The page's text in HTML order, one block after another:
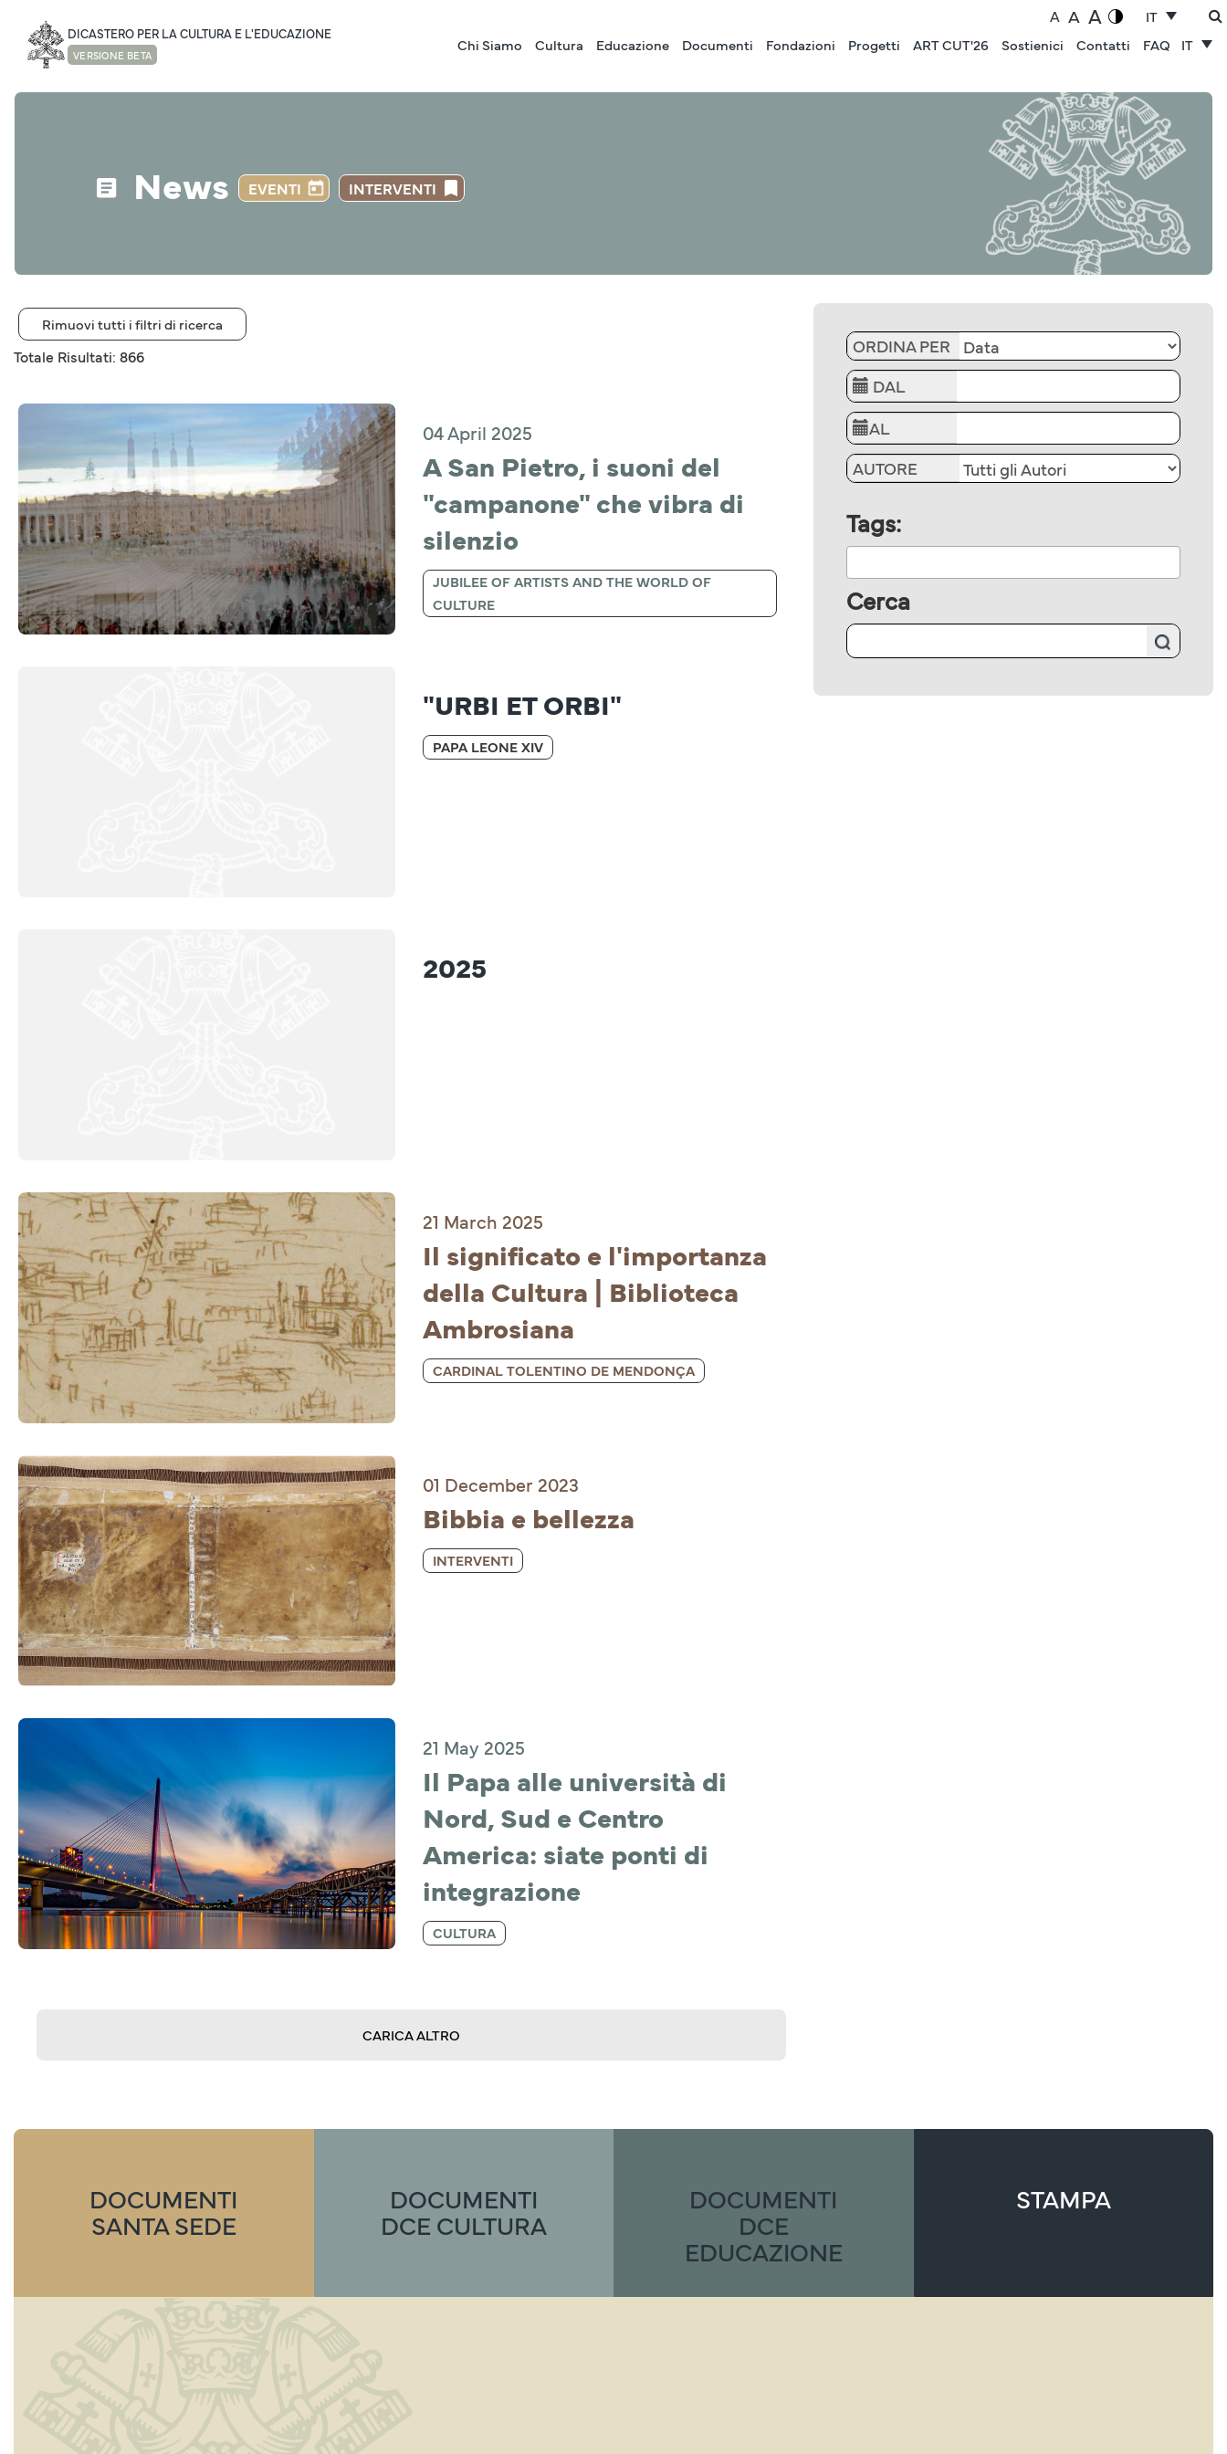
DICASTERO PER LA CULTURA E L'EDUCAZIONE
VERSIONE BETA
A A A
IT
Chi Siamo
Cultura Educazione Documenti Fondazioni Progetti ART CUT'26 Sostienici Contatti FAQ IT
News EVENTI INTERVENTI
Rimuovi tutti i filtri di ricerca
Totale Risultati: 866
04 April 2025
A San Pietro, i suoni del
"campanone" che vibra di
silenzio
JUBILEE OF ARTISTS AND THE WORLD OF
CULTURE
"URBI ET ORBI"
PAPA LEONE XIV
2025
21 March 2025
Il significato e l'importanza
della Cultura | Biblioteca
Ambrosiana
CARDINAL TOLENTINO DE MENDONÇA
01 December 2023
Bibbia e bellezza
INTERVENTI
21 May 2025
Il Papa alle università di
Nord, Sud e Centro
America: siate ponti di
integrazione
CULTURA
CARICA ALTRO
ORDINA PER
DAL
AL
AUTORE
Tags:
Cerca
DOCUMENTI
SANTA SEDE
DOCUMENTI
DCE CULTURA
DOCUMENTI
DCE
EDUCAZIONE
STAMPA